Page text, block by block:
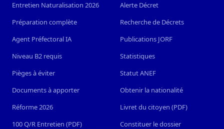
Entretien Naturalisation 2026
Préparation complète
Agent Préfectoral IA
Niveau B2 requis
Pièges à éviter
Documents à apporter
Réforme 2026
100 Q/R Entretien (PDF)
Alerte Décret
Recherche de Décrets
Publications JORF
Statistiques
Statut ANEF
Obtenir la nationalité
Livret du citoyen (PDF)
Constituer le dossier